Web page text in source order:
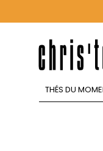
THÉS DU